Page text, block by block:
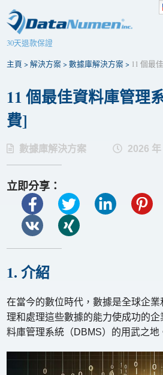
30天退款保證
主頁 >解決方案>數據庫解決方案> 11 個最
11 個最佳資料庫管理
費]
數據庫解決方案 2026 年
立即分享：
1. 介紹
在當今的數位時代，數據是全球企
理和處理這些數據的能力使成功的
料庫管理系統（DBMS）的用武之地